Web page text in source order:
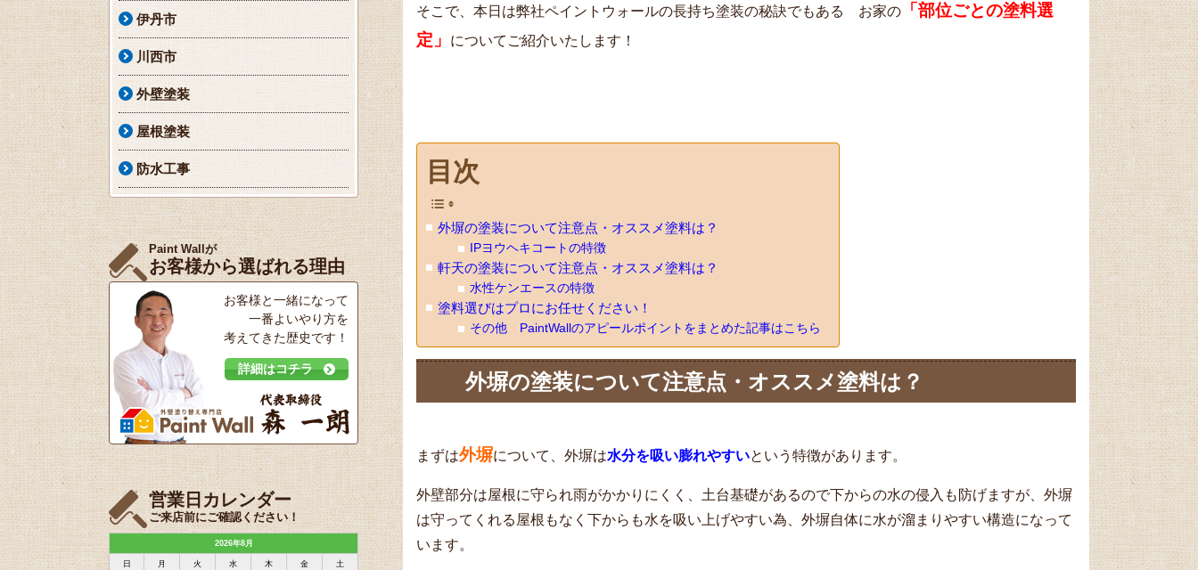
そこで、本日は弊社ペイントウォールの長持ち塗装の秘訣でもある お家の
「部位ごとの塗料選
定」
についてご紹介いたします！
目次
外塀の塗装について注意点・オススメ塗料は？
IPヨウヘキコートの特徴
軒天の塗装について注意点・オススメ塗料は？
水性ケンエースの特徴
塗料選びはプロにお任せください！
その他 PaintWallのアピールポイントをまとめた記事はこちら
外塀の塗装について注意点・オススメ塗料は？
まずは外塀について、外塀は水分を吸い膨れやすいという特徴があります。
外壁部分は屋根に守られ雨がかかりにくく、土台基礎があるので下からの水の侵入も防げますが、外塀
は守ってくれる屋根もなく下からも水を吸い上げやすい為、外塀自体に水が溜まりやすい構造になって
います。
伊丹市
川西市
外壁塗装
屋根塗装
防水工事
Paint Wallが
お客様から選ばれる理由
お客様と一緒になって
一番よいやり方を
考えてきた歴史です！
詳細はコチラ
営業日カレンダー
ご来店前にご確認ください！
2026年8月
日 月 火 水 木 金 土